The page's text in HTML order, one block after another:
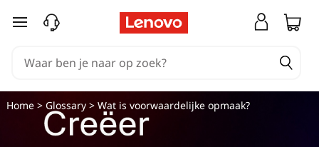
W
Ga naar de hoofdinhoud
Home> Glossary> Wat is voorwaardelijke opmaak?